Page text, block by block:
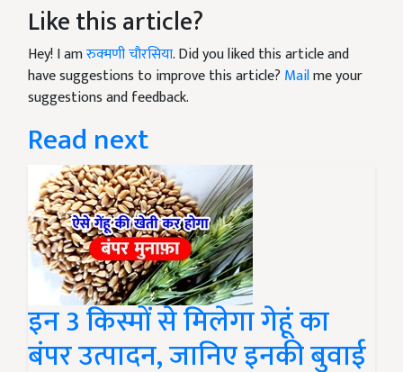
Like this article?
Hey! I amरुक्मणी चौरसिया. Did you liked this article and
have suggestions to improve this article? Mailme your
suggestions and feedback.
Read next
इन 3 किस्मों से मिलेगा गेहूं का
बंपर उत्पादन, जानिए इनकी बुवाई